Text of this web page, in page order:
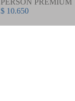
$10.650